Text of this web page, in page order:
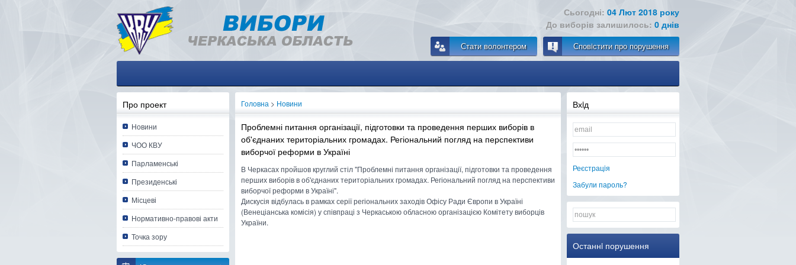
Сьогодні: 04 Лют 2018 року
До виборів залишилось: 0 днів
Сповiстити про порушення
Стати волонтером
Про проект
Новини
ЧОО КВУ
Парламенські
Президенські
Місцеві
Нормативно-правові акти
Точка зору
Головна > Новини
Проблемні питання організації, підготовки та проведення перших виборів в
об'єднаних територіальних громадах. Регіональний погляд на перспективи
виборчої реформи в Україні
В Черкасах пройшов круглий стіл "Проблемні питання організації, підготовки та проведення
перших виборів в об'єднаних територіальних громадах. Регіональний погляд на перспективи
виборчої реформи в Україні".
Дискусія відбулась в рамках серії регіональних заходів Офісу Ради Європи в Україні
(Венеціанська комісія) у співпраці з Черкаською обласною організацією Комітету виборців
України.
Вхiд
Реєстрацiя
Забули пароль?
Останнi порушення